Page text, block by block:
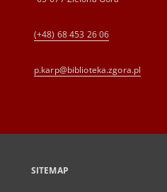
(+48) 68 453 26 06
p.karp@biblioteka.zgora.pl
SITEMAP